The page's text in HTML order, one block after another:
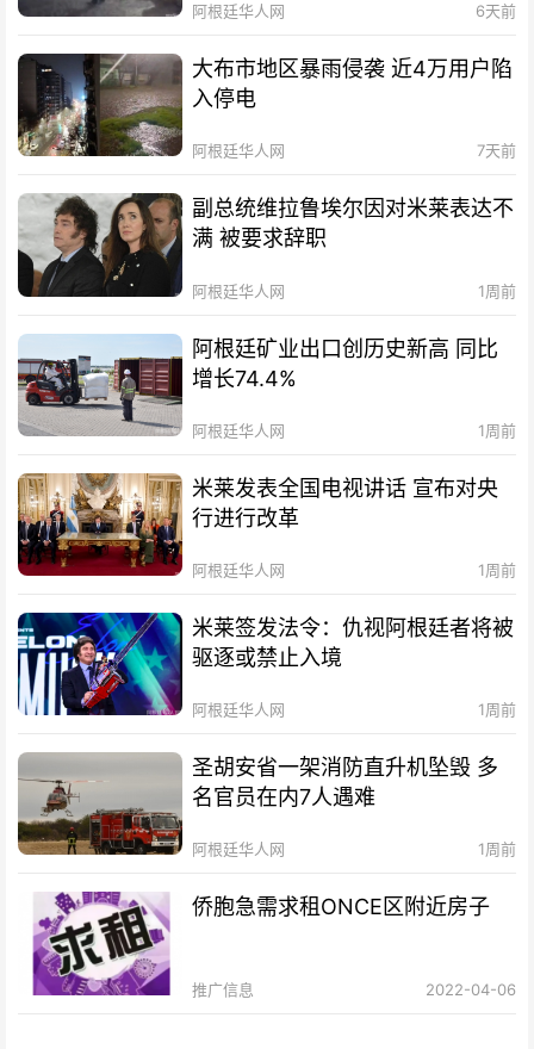
阿根廷华人网 6天前
大布市地区暴雨侵袭 近4万用户陷
入停电
阿根廷华人网 7天前
副总统维拉鲁埃尔因对米莱表达不
满 被要求辞职
阿根廷华人网 1周前
阿根廷矿业出口创历史新高 同比
增长74.4%
阿根廷华人网 1周前
米莱发表全国电视讲话 宣布对央
行进行改革
阿根廷华人网 1周前
米莱签发法令：仇视阿根廷者将被
驱逐或禁止入境
阿根廷华人网 1周前
圣胡安省一架消防直升机坠毁 多
名官员在内7人遇难
阿根廷华人网 1周前
侨胞急需求租ONCE区附近房子
推广信息 2022-04-06